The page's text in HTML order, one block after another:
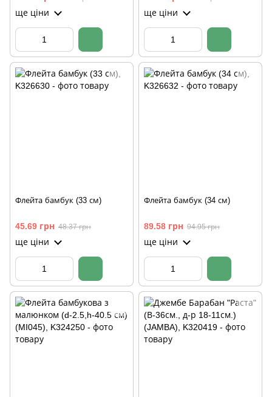
ще ціни ще ціни
Флейта бамбук (33 см)
45.69 грн 48.37 грн
ще ціни
Флейта бамбук (34 см)
89.58 грн 94.95 грн
ще ціни